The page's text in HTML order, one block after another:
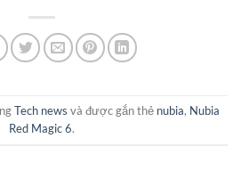
Tech news và được gắn thẻ nubia, Nubia
Red Magic 6.